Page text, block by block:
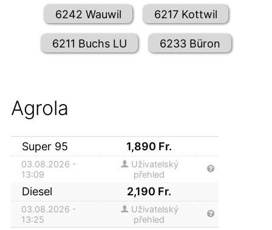
6242 Wauwil 6217 Kottwil
6211 Buchs LU 6233 Büron
Agrola
Super 95 1,890 Fr.
03.08.2026 -
13:09
Uživatelský
přehled
Diesel 2,190 Fr.
03.08.2026 -
13:25
Uživatelský
přehled